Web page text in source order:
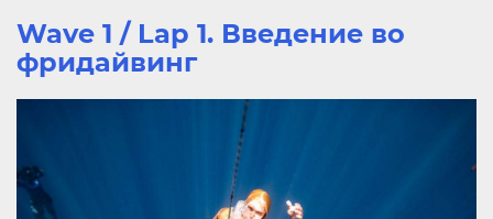
Wave 1 / Lap 1. Введение во
фридайвинг